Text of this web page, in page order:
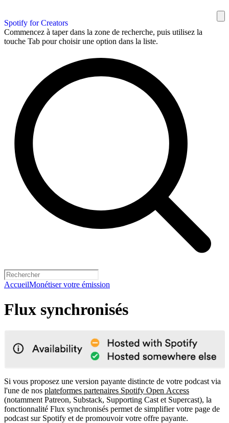
Spotify for Creators
Commencez à taper dans la zone de recherche, puis utilisez la
touche Tab pour choisir une option dans la liste.
AccueilMonétiser votre émission
Flux synchronisés
Si vous proposez une version payante distincte de votre podcast via
l'une de nos plateformes partenaires Spotify Open Access
(notamment Patreon, Substack, Supporting Cast et Supercast), la
fonctionnalité Flux synchronisés permet de simplifier votre page de
podcast sur Spotify et de promouvoir votre offre payante.